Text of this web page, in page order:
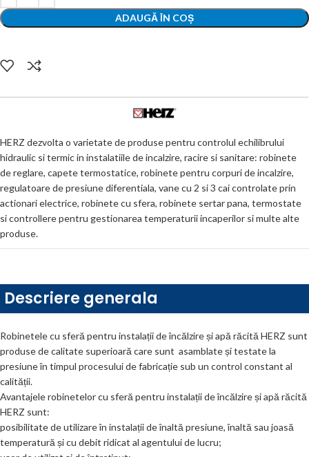
ADAUGĂ ÎN COȘ
HERZ dezvolta o varietate de produse pentru controlul echilibrului
hidraulic si termic in instalatiile de incalzire, racire si sanitare: robinete
de reglare, capete termostatice, robinete pentru corpuri de incalzire,
regulatoare de presiune diferentiala, vane cu 2 si 3 cai controlate prin
actionari electrice, robinete cu sfera, robinete sertar pana, termostate
si controllere pentru gestionarea temperaturii incaperilor si multe alte
produse.
Descriere generala
Robinetele cu sferă pentru instalații de încălzire și apă răcită HERZ sunt
produse de calitate superioară care sunt asamblate și testate la
presiune în timpul procesului de fabricație sub un control constant al
calității.
Avantajele robinetelor cu sferă pentru instalații de încălzire și apă răcită
HERZ sunt:
posibilitate de utilizare în instalații de înaltă presiune, înaltă sau joasă
temperatură și cu debit ridicat al agentului de lucru;